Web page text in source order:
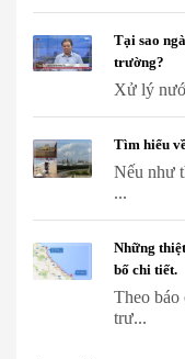
Tại sao
trường?
Xử lý
Tìm hiểu
Nếu như
...
Những
bố chi tiết.
Theo
trư...